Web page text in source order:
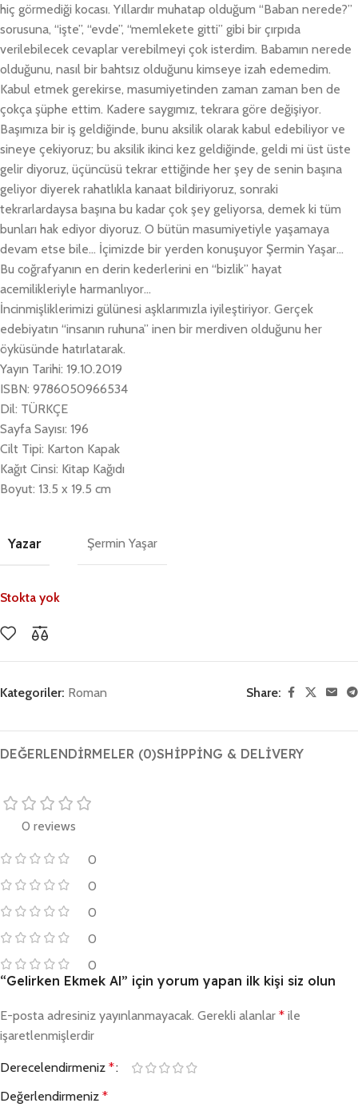
hiç görmediği kocası. Yıllardır muhatap olduğum “Baban nerede?”
sorusuna, “işte”, “evde”, “memlekete gitti” gibi bir çırpıda
verilebilecek cevaplar verebilmeyi çok isterdim. Babamın nerede
olduğunu, nasıl bir bahtsız olduğunu kimseye izah edemedim.
Kabul etmek gerekirse, masumiyetinden zaman zaman ben de
çokça şüphe ettim. Kadere saygımız, tekrara göre değişiyor.
Başımıza bir iş geldiğinde, bunu aksilik olarak kabul edebiliyor ve
sineye çekiyoruz; bu aksilik ikinci kez geldiğinde, geldi mi üst üste
gelir diyoruz, üçüncüsü tekrar ettiğinde her şey de senin başına
geliyor diyerek rahatlıkla kanaat bildiriyoruz, sonraki
tekrarlardaysa başına bu kadar çok şey geliyorsa, demek ki tüm
bunları hak ediyor diyoruz. O bütün masumiyetiyle yaşamaya
devam etse bile… İçimizde bir yerden konuşuyor Şermin Yaşar…
Bu coğrafyanın en derin kederlerini en “bizlik” hayat
acemilikleriyle harmanlıyor…
İncinmişliklerimizi gülünesi aşklarımızla iyileştiriyor. Gerçek
edebiyatın “insanın ruhuna” inen bir merdiven olduğunu her
öyküsünde hatırlatarak.
Yayın Tarihi: 19.10.2019
ISBN: 9786050966534
Dil: TÜRKÇE
Sayfa Sayısı: 196
Cilt Tipi: Karton Kapak
Kağıt Cinsi: Kitap Kağıdı
Boyut: 13.5 x 19.5 cm
Yazar Şermin Yaşar
Stokta yok
Kategoriler: Roman Share:
DEĞERLENDIRMELER (0)SHIPPING & DELIVERY
0 reviews
0
0
0
0
0
“Gelirken Ekmek Al” için yorum yapan ilk kişi siz olun
E-posta adresiniz yayınlanmayacak. Gerekli alanlar * ile
işaretlenmişlerdir
Derecelendirmeniz *
Değerlendirmeniz *